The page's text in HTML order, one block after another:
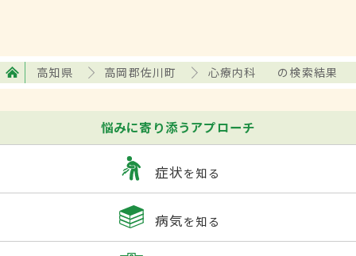
高知県 高岡郡佐川町 心療内科 の検索結果
悩みに寄り添うアプローチ
症状を知る
病気を知る